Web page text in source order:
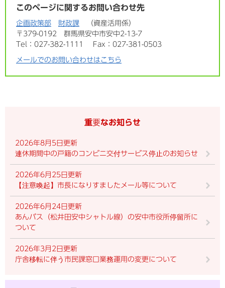
このページに関するお問い合わせ先
企画政策部 財政課
資産活用係
〒379-0192
群馬県安中市安中2-13-7
Tel：027-382-1111
Fax：027-381-0503
メールでのお問い合わせはこちら
重要なお知らせ
2026年8月5日更新
連休期間中の戸籍のコンビニ交付サービス停止のお知らせ
2026年6月25日更新
【注意喚起】市長になりすましたメール等について
2026年6月24日更新
あんバス（松井田安中シャトル線）の安中市役所停留所に
ついて
2026年3月2日更新
庁舎移転に伴う市民課窓口業務運用の変更について